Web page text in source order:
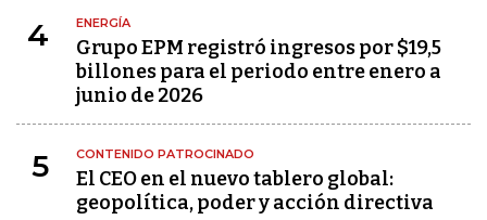
4 ENERGÍA
Grupo EPM registró ingresos por $19,5
billones para el periodo entre enero a
junio de 2026
5 CONTENIDO PATROCINADO
El CEO en el nuevo tablero global:
geopolítica, poder y acción directiva